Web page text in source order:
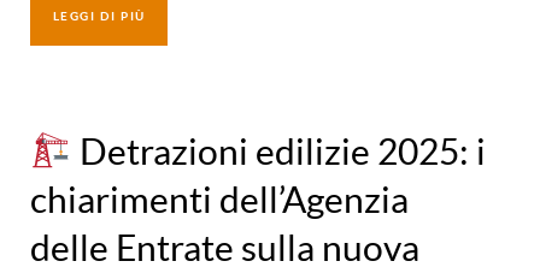
LEGGI DI PIÙ
Detrazioni edilizie 2025: i
chiarimenti dell’Agenzia
delle Entrate sulla nuova